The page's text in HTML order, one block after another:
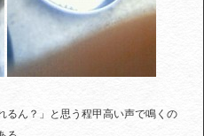
るん？」と思う程甲高い声で鳴くの